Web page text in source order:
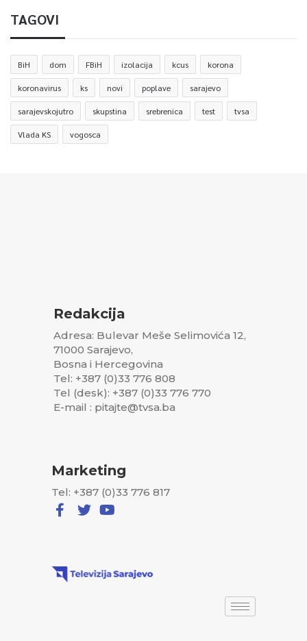
TAGOVI
BiH dom FBiH izolacija kcus korona
koronavirus ks novi poplave sarajevo
sarajevskojutro skupstina srebrenica test tvsa
Vlada KS vogosca
Redakcija
Adresa: Bulevar Meše Selimovića 12,
71000 Sarajevo,
Bosna i Hercegovina
Tel: +387 (0)33 776 808
Tel (desk): +387 (0)33 776 770
E-mail : pitajte@tvsa.ba
Marketing
Tel: +387 (0)33 776 817